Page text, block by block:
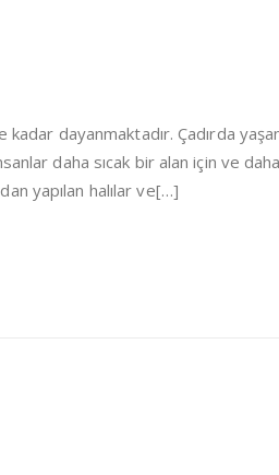
dayanmaktadır. Çadırda
daha sıcak bir alan için ve daha
yapılan halılar ve[…]